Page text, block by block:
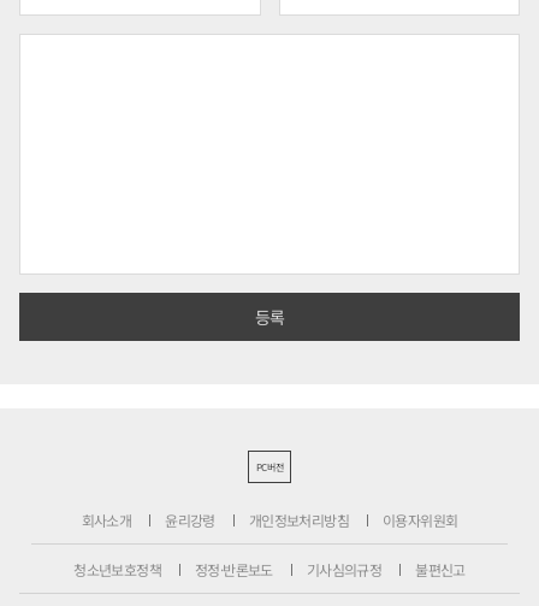
PC버전
회사소개 윤리강령 개인정보처리방침 이용자위원회
청소년보호정책 정정·반론보도 기사심의규정 불편신고